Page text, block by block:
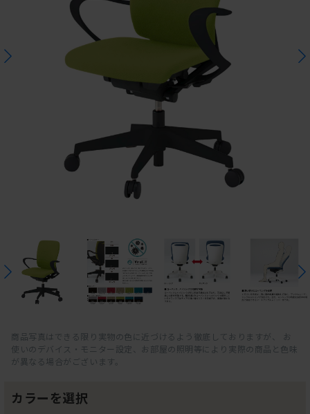
商品写真はできる限り実物の色に近づけるよう徹底しておりますが、 お
使いのデバイス・モニター設定、お部屋の照明等により実際の商品と色味
が異なる場合がございます。
カラーを選択